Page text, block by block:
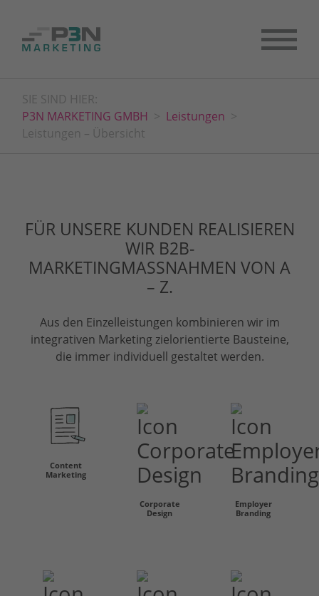
SIE SIND HIER:
P3N MARKETING GMBH
Leistungen
Leistungen – Übersicht
FÜR UNSERE KUNDEN REALISIEREN
WIR B2B-
MARKETINGMASSNAHMEN VON A –
Z.
Aus den Einzelleistungen kombinieren wir im
integrativen Marketing zielorientierte Bausteine,
die immer individuell gestaltet werden.
Content
Marketing
Corporate
Design
Employer
Branding